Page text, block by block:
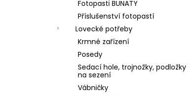
Fotopasti BUNATY
Příslušenství fotopastí
Lovecké potřeby
Krmné zařízení
Posedy
Sedací hole, trojnožky, podložky
na sezení
Vábničky